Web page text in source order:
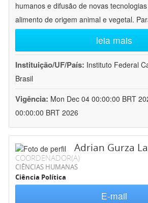
humanos e difusão de novas
alimento de origem animal e vegetal.
leia mais
Instituição/UF/País: Instituto Federal
Brasil
Vigência: Mon Dec 04 00:00:00 BRT
00:00:00 BRT 2026
Adrian Gurza
COORDENADOR(A)
CIÊNCIAS HUMANAS
Ciência Política
E-mail